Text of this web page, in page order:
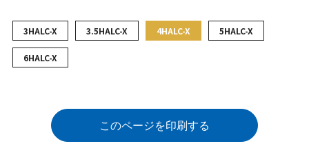
3HALC-X 3.5HALC-X 4HALC-X 5HALC-X
6HALC-X
このページを印刷する